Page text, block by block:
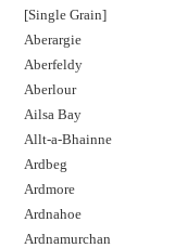
[Single Grain]
Aberargie
Aberfeldy
Aberlour
Ailsa Bay
Allt-a-Bhainne
Ardbeg
Ardmore
Ardnahoe
Ardnamurchan